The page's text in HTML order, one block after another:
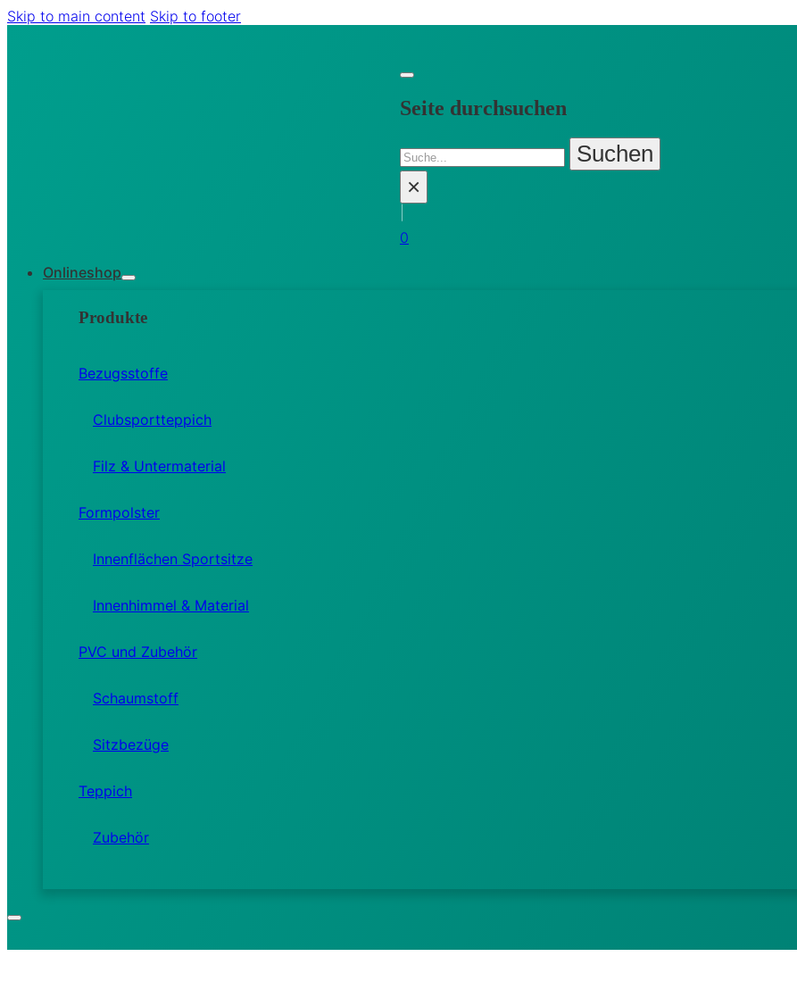
Skip to main content Skip to footer
Seite durchsuchen
Search
Suchen
×
0
Onlineshop
Produkte
Bezugsstoffe
Clubsportteppich
Filz & Untermaterial
Formpolster
Innenflächen Sportsitze
Innenhimmel & Material
PVC und Zubehör
Schaumstoff
Sitzbezüge
Teppich
Zubehör